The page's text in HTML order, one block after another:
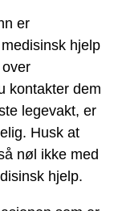
er
hjelp
kontakter dem
legevakt, er
Husk at
nøl ikke med
hjelp.